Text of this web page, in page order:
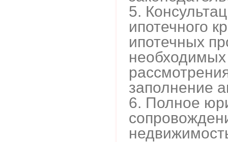
5.
ипотечного
ипотечных
заполнение
6. Полное